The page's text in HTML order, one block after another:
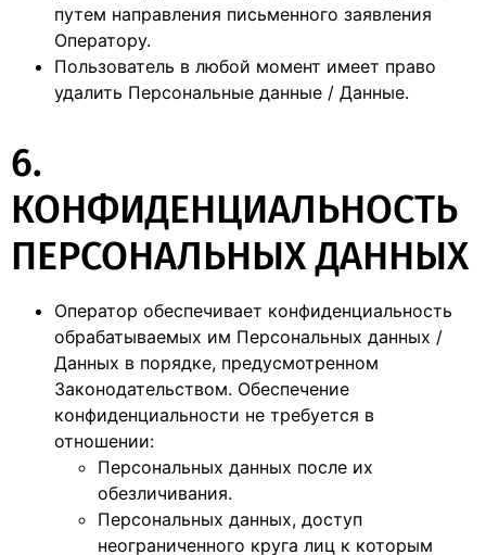
путем направления письменного заявления
Оператору.
Пользователь в любой момент имеет право
удалить Персональные данные / Данные.
6.
КОНФИДЕНЦИАЛЬНОСТЬ
ПЕРСОНАЛЬНЫХ ДАННЫХ
Оператор обеспечивает конфиденциальность
обрабатываемых им Персональных данных /
Данных в порядке, предусмотренном
Законодательством. Обеспечение
конфиденциальности не требуется в
отношении:
Персональных данных после их
обезличивания.
Персональных данных, доступ
неограниченного круга лиц к которым